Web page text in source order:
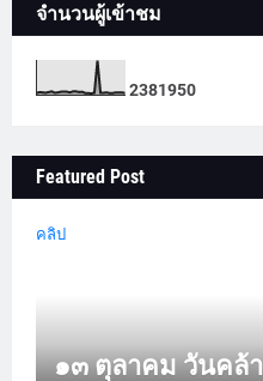
จำนวนผู้เข้าชม
2381950
Featured Post
คลิป
๑๓ ตุลาคม วันคล้